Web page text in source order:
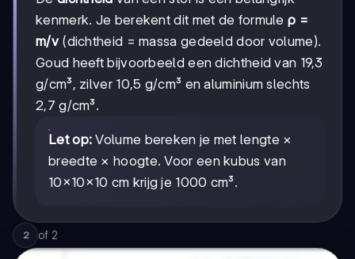
kenmerk. Je berekent dit met de formule ρ =
m/v(dichtheid = massa gedeeld door volume).
Goud heeft bijvoorbeeld een dichtheid van 19,3
g/cm³, zilver 10,5 g/cm³ en aluminium slechts
2,7 g/cm³.
Let op: Volume bereken je met lengte ×
breedte × hoogte. Voor een kubus van
10×10×10 cm krijg je 1000 cm³.
2 of 2